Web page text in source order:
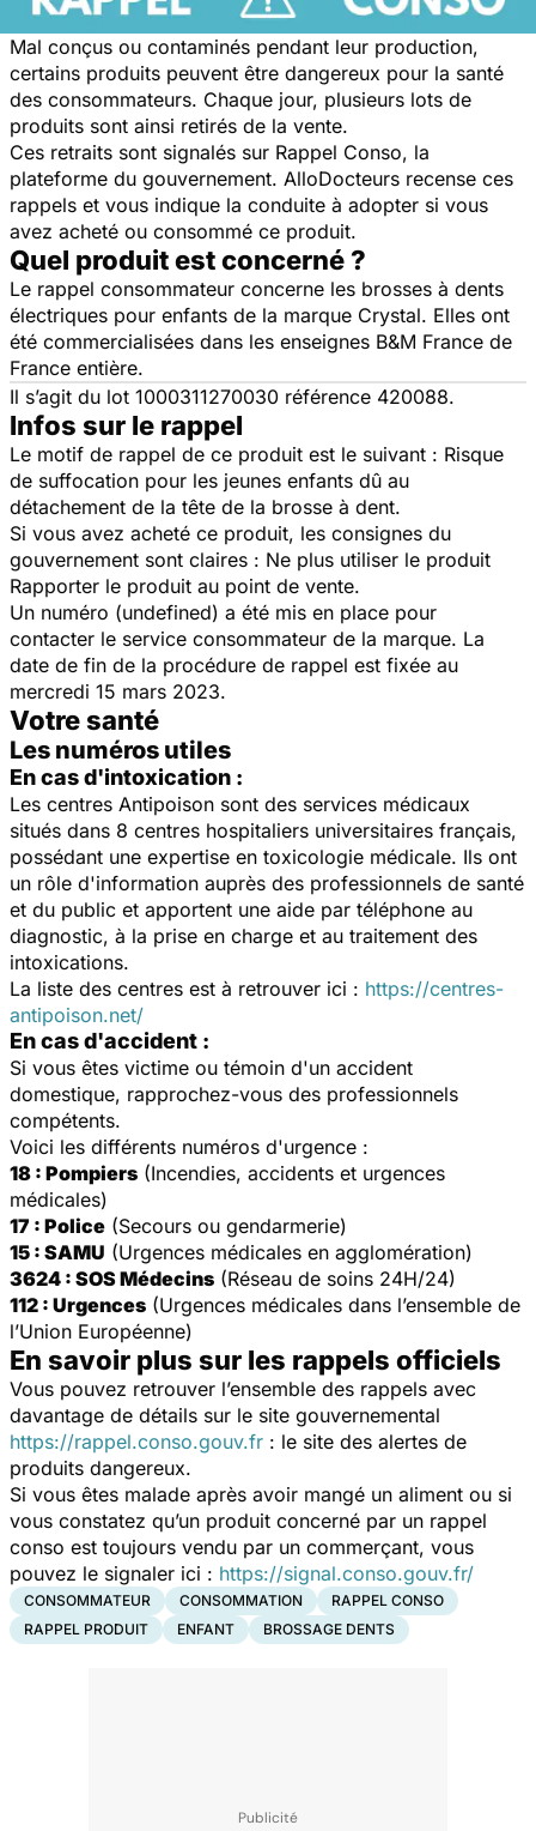
Mal conçus ou contaminés pendant leur production,
certains produits peuvent être dangereux pour la santé
des consommateurs. Chaque jour, plusieurs lots de
produits sont ainsi retirés de la vente.
Ces retraits sont signalés sur Rappel Conso, la
plateforme du gouvernement. AlloDocteurs recense ces
rappels et vous indique la conduite à adopter si vous
avez acheté ou consommé ce produit.
Quel produit est concerné ?
Le rappel consommateur concerne les brosses à dents
électriques pour enfants de la marque Crystal. Elles ont
été commercialisées dans les enseignes B&M France de
France entière.
Il s’agit du lot 1000311270030 référence 420088.
Infos sur le rappel
Le motif de rappel de ce produit est le suivant : Risque
de suffocation pour les jeunes enfants dû au
détachement de la tête de la brosse à dent.
Si vous avez acheté ce produit, les consignes du
gouvernement sont claires : Ne plus utiliser le produit
Rapporter le produit au point de vente.
Un numéro (undefined) a été mis en place pour
contacter le service consommateur de la marque. La
date de fin de la procédure de rappel est fixée au
mercredi 15 mars 2023.
Votre santé
Les numéros utiles
En cas d'intoxication :
Les centres Antipoison sont des services médicaux
situés dans 8 centres hospitaliers universitaires français,
possédant une expertise en toxicologie médicale. Ils ont
un rôle d'information auprès des professionnels de santé
et du public et apportent une aide par téléphone au
diagnostic, à la prise en charge et au traitement des
intoxications.
La liste des centres est à retrouver ici : https://centres-
antipoison.net/
En cas d'accident :
Si vous êtes victime ou témoin d'un accident
domestique, rapprochez-vous des professionnels
compétents.
Voici les différents numéros d'urgence :
18 : Pompiers (Incendies, accidents et urgences
médicales)
17 : Police (Secours ou gendarmerie)
15 : SAMU (Urgences médicales en agglomération)
3624 : SOS Médecins (Réseau de soins 24H/24)
112 : Urgences (Urgences médicales dans l’ensemble de
l’Union Européenne)
En savoir plus sur les rappels officiels
Vous pouvez retrouver l’ensemble des rappels avec
davantage de détails sur le site gouvernemental
https://rappel.conso.gouv.fr : le site des alertes de
produits dangereux.
Si vous êtes malade après avoir mangé un aliment ou si
vous constatez qu’un produit concerné par un rappel
conso est toujours vendu par un commerçant, vous
pouvez le signaler ici : https://signal.conso.gouv.fr/
CONSOMMATEUR CONSOMMATION
RAPPEL CONSO
RAPPEL PRODUIT
ENFANT BROSSAGE DENTS